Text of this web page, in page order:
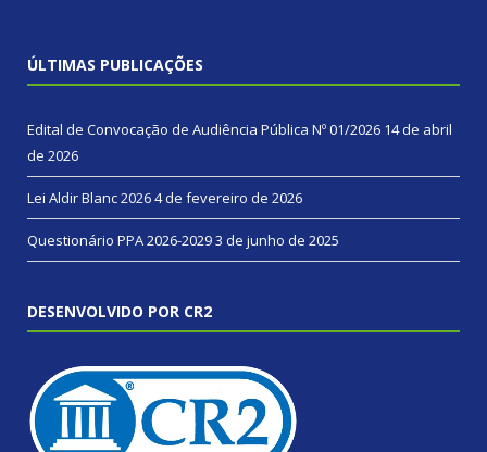
ÚLTIMAS PUBLICAÇÕES
Edital de Convocação de Audiência Pública Nº 01/2026 14 de abril
de 2026
Lei Aldir Blanc 20264 de fevereiro de 2026
Questionário PPA 2026-20293 de junho de 2025
DESENVOLVIDO POR CR2